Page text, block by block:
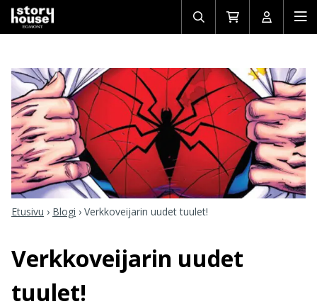
Avaa/sulje
haku
Siirry
ostoskoriin
Avaa/
Etusivu › Blogi › Verkkoveijarin uudet tuulet!
Verkkoveijarin uudet
tuulet!